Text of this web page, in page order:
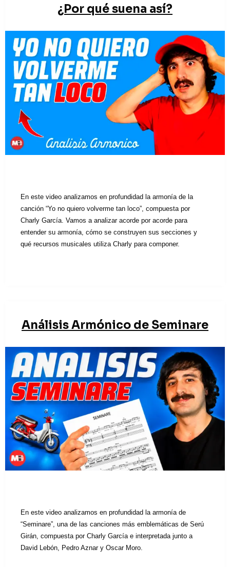
¿Por qué suena así?
En este video analizamos en profundidad la armonía de la
canción “Yo no quiero volverme tan loco”, compuesta por
Charly García. Vamos a analizar acorde por acorde para
entender su armonía, cómo se construyen sus secciones y
qué recursos musicales utiliza Charly para componer.
Análisis Armónico de Seminare
En este video analizamos en profundidad la armonía de
“Seminare”, una de las canciones más emblemáticas de Serú
Girán, compuesta por Charly García e interpretada junto a
David Lebón, Pedro Aznar y Oscar Moro.